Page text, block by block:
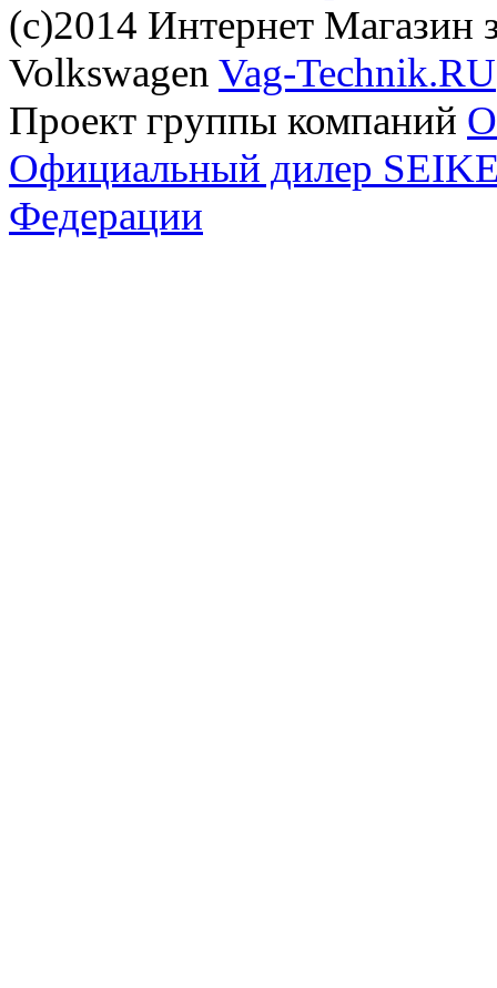
(с)2014 Интернет Магазин
Volkswagen Vag-Technik.RU
Проект группы компаний
Официальный дилер
Федерации